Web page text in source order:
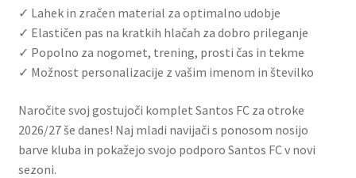
✓ Lahek in zračen material za optimalno udobje
✓ Elastičen pas na kratkih hlačah za dobro prileganje
✓ Popolno za nogomet, trening, prosti čas in tekme
✓ Možnost personalizacije z vašim imenom in številko
Naročite svoj gostujoči komplet Santos FC za otroke
2026/27 še danes! Naj mladi navijači s ponosom nosijo
barve kluba in pokažejo svojo podporo Santos FC v novi
sezoni.